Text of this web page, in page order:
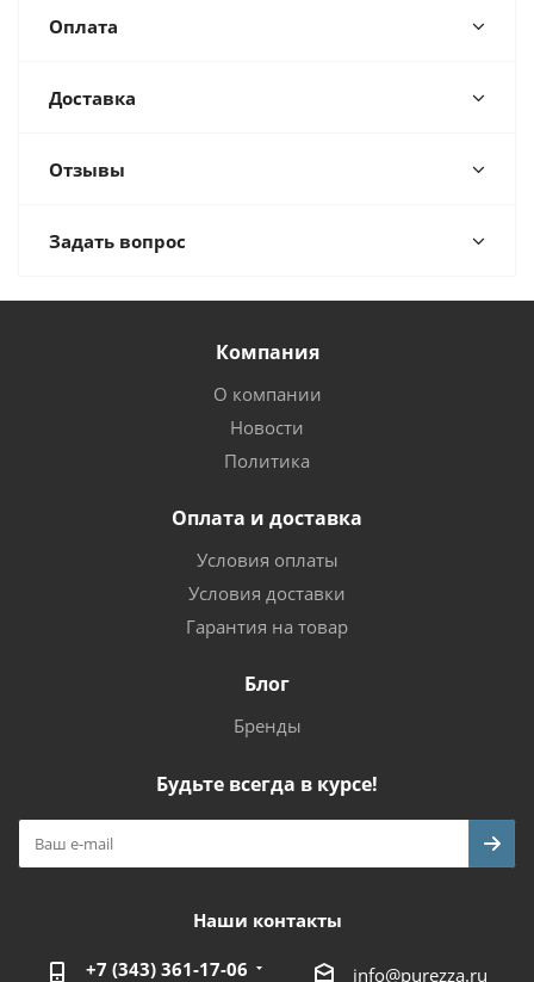
Оплата
Доставка
Отзывы
Задать вопрос
Компания
О компании
Новости
Политика
Оплата и доставка
Условия оплаты
Условия доставки
Гарантия на товар
Блог
Бренды
Будьте всегда в курсе!
Наши контакты
+7 (343) 361-17-06 info@purezza.ru